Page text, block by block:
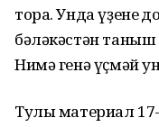
тора. Унда үҙенең
бәләкәстән
Нимә генә үҫмәй
Тулы материал